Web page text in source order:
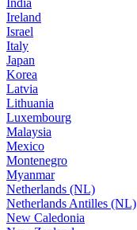
Ireland
Israel
Italy
Japan
Korea
Latvia
Lithuania
Luxembourg
Malaysia
Mexico
Montenegro
Myanmar
Netherlands (NL)
Netherlands Antilles (NL)
New Caledonia